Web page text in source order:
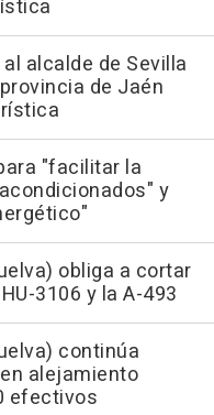
alcalde de Sevilla
de Jaén
"facilitar la
y
obliga a cortar
3106 y la A-493
continúa
alejamiento
efectivos